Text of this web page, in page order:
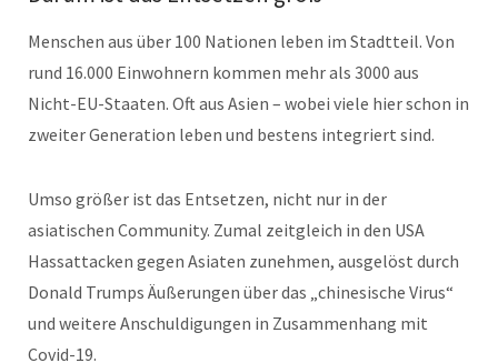
Menschen aus über 100 Nationen leben im Stadtteil. Von
rund 16.000 Einwohnern kommen mehr als 3000 aus
Nicht-EU-Staaten. Oft aus Asien – wobei viele hier schon in
zweiter Generation leben und bestens integriert sind.
Umso größer ist das Entsetzen, nicht nur in der
asiatischen Community. Zumal zeitgleich in den USA
Hassattacken gegen Asiaten zunehmen, ausgelöst durch
Donald Trumps Äußerungen über das „chinesische Virus“
und weitere Anschuldigungen in Zusammenhang mit
Covid-19.